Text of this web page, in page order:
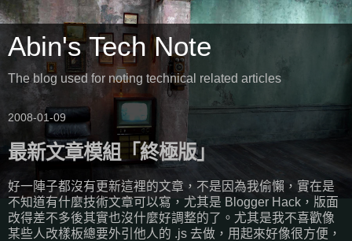
Abin's Tech Note
The blog used for noting technical related articles
2008-01-09
最新文章模組「終極版」
好一陣子都沒有更新這裡的文章，不是因為我偷懶，實在是
不知道有什麼技術文章可以寫，尤其是 Blogger Hack，版面
改得差不多後其實也沒什麼好調整的了。尤其是我不喜歡像
某些人改樣板總要外引他人的 .js 去做，用起來好像很方便，